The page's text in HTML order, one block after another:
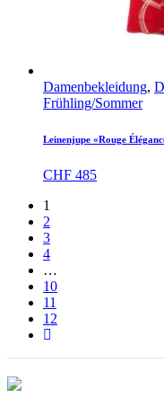
Damenbekleidung,
Frühling/Sommer
Leinenjupe «Rouge
CHF 485
1
2
3
4
…
10
11
12